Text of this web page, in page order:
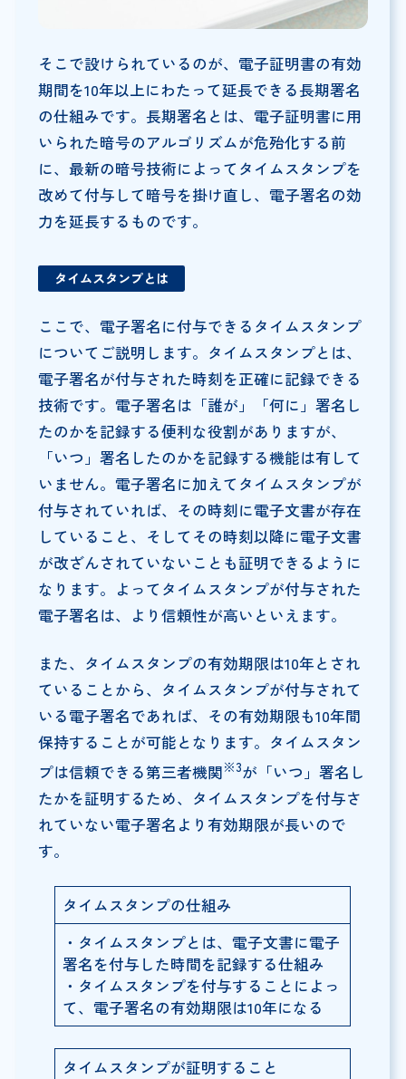
そこで設けられているのが、電子証明書の有効
期間を10年以上にわたって延長できる長期署名
の仕組みです。長期署名とは、電子証明書に用
いられた暗号のアルゴリズムが危殆化する前
に、最新の暗号技術によってタイムスタンプを
改めて付与して暗号を掛け直し、電子署名の効
力を延長するものです。
タイムスタンプとは
ここで、電子署名に付与できるタイムスタンプ
についてご説明します。タイムスタンプとは、
電子署名が付与された時刻を正確に記録できる
技術です。電子署名は「誰が」「何に」署名し
たのかを記録する便利な役割がありますが、
「いつ」署名したのかを記録する機能は有して
いません。電子署名に加えてタイムスタンプが
付与されていれば、その時刻に電子文書が存在
していること、そしてその時刻以降に電子文書
が改ざんされていないことも証明できるように
なります。よってタイムスタンプが付与された
電子署名は、より信頼性が高いといえます。
また、タイムスタンプの有効期限は10年とされ
ていることから、タイムスタンプが付与されて
いる電子署名であれば、その有効期限も10年間
保持することが可能となります。タイムスタン
プは信頼できる第三者機関※3が「いつ」署名し
たかを証明するため、タイムスタンプを付与さ
れていない電子署名より有効期限が長いので
す。
タイムスタンプの仕組み
・タイムスタンプとは、電子文書に電子
署名を付与した時間を記録する仕組み
・タイムスタンプを付与することによっ
て、電子署名の有効期限は10年になる
タイムスタンプが証明すること